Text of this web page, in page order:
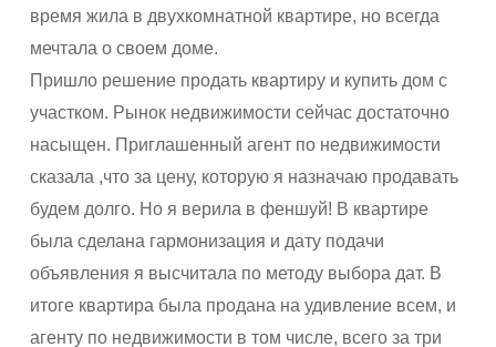
время жила в двухкомнатной квартире, но всегда
мечтала о своем доме.
Пришло решение продать квартиру и купить дом с
участком. Рынок недвижимости сейчас достаточно
насыщен. Приглашенный агент по недвижимости
сказала ,что за цену, которую я назначаю продавать
будем долго. Но я верила в феншуй! В квартире
была сделана гармонизация и дату подачи
объявления я высчитала по методу выбора дат. В
итоге квартира была продана на удивление всем, и
агенту по недвижимости в том числе, всего за три